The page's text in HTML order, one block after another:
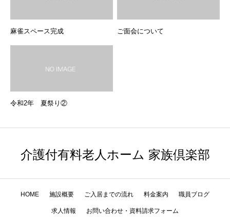
麻雀スペース完成 ご面会について
令和2年 夏祭り②
介護付有料老人ホーム 家族倶楽部
HOME 施設概要 ご入居までの流れ 料金案内 職員ブログ
求人情報 お問い合わせ・資料請求フォーム